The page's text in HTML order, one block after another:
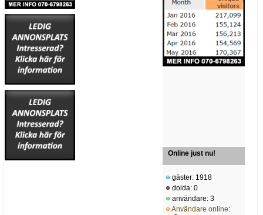
Online just nu!
gäster: 1918
dolda: 0
användare: 3
Användare online: